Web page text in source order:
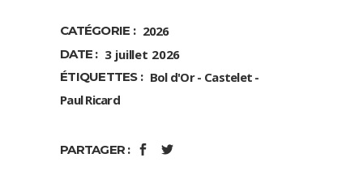
CATÉGORIE : 2026
DATE : 3 juillet 2026
ÉTIQUETTES : Bol d'Or
Castelet
Paul Ricard
PARTAGER :